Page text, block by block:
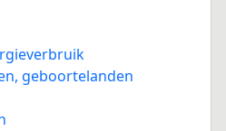
geboortelanden